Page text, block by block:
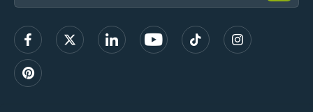
correo
electrónico
r